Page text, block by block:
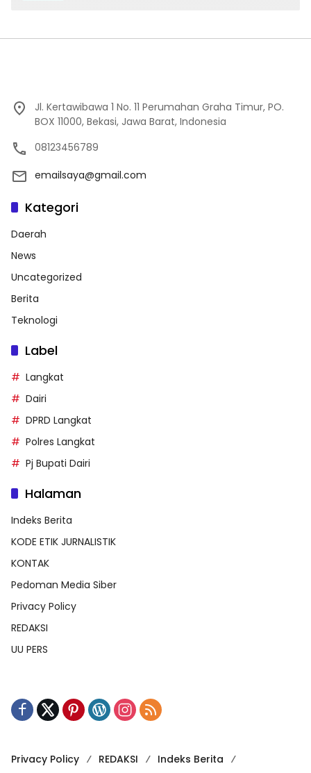
Jl. Kertawibawa 1 No. 11 Perumahan Graha Timur, PO.
BOX 11000, Bekasi, Jawa Barat, Indonesia
08123456789
emailsaya@gmail.com
Kategori
Daerah
News
Uncategorized
Berita
Teknologi
Label
Langkat
Dairi
DPRD Langkat
Polres Langkat
Pj Bupati Dairi
Halaman
Indeks Berita
KODE ETIK JURNALISTIK
KONTAK
Pedoman Media Siber
Privacy Policy
REDAKSI
UU PERS
Privacy Policy REDAKSI
Indeks Berita